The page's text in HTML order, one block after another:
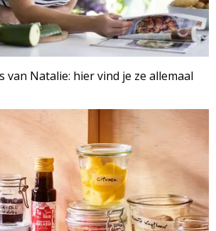
van Natalie: hier vind je ze allemaal